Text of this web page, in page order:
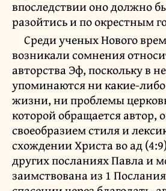
впоследствии оно должно
разойтись и по окрестным
Среди ученых Нового
возникали сомнения
авторства Эф, поскольку в
упоминаются ни какие-либо
жизни, ни проблемы
которой обращается автор,
своеобразием стиля и
схождении Христа во ад
других посланиях Павла и
заимствована из 1